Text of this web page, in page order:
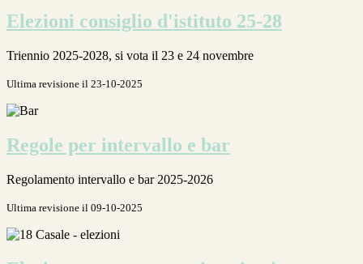
Elezioni consiglio d'istituto 25-28
Triennio 2025-2028, si vota il 23 e 24 novembre
Ultima revisione il 23-10-2025
Regole per intervallo e bar
Regolamento intervallo e bar 2025-2026
Ultima revisione il 09-10-2025